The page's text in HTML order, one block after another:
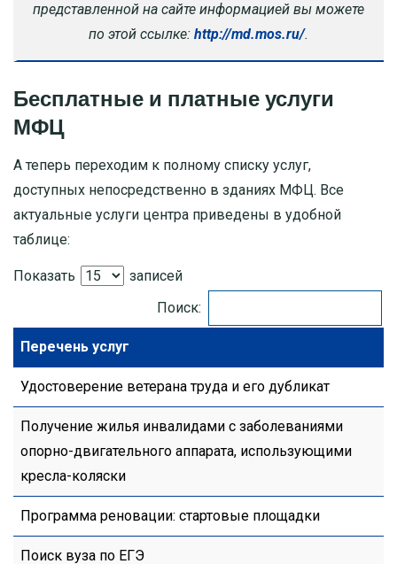
представленной на сайте информацией вы можете
по этой ссылке: http://md.mos.ru/.
Бесплатные и платные услуги
МФЦ
А теперь переходим к полному списку услуг,
доступных непосредственно в зданиях МФЦ. Все
актуальные услуги центра приведены в удобной
таблице:
Показать
записей
Поиск:
Перечень услуг
Удостоверение ветерана труда и его дубликат
Получение жилья инвалидами с заболеваниями
опорно-двигательного аппарата, использующими
кресла-коляски
Программа реновации: стартовые площадки
Поиск вуза по ЕГЭ